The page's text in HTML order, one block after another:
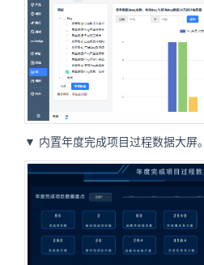
▼ 内置年度完成项目过程数据大屏。